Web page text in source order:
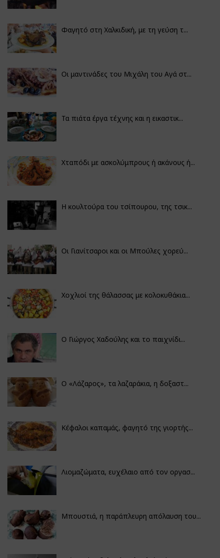
Φαγητό στη Χαλκιδική, με τη γεύση τ...
Οι μαντινάδες του Μιχάλη του Αγά στ...
Τα πιάτα έργα τέχνης και η εικαστικ...
Χταπόδι με ασκολύμπρους ή ακάνους ή...
Η κουλτούρα του τσίπουρου, της τσικ...
Οι Γιανίτσαροι και οι Μπούλες χορεύ...
Χοχλιοί της θάλασσας με κολοκυθάκια...
Ο Γιώργος Χαδούλης και το παιχνίδι...
Ο «Λάζαρος», τα λαζαράκια, η δοξαστ...
Κέφαλοι καπαμάς, φαγητό της γιορτής...
Λιομαζώματα, ευχέλαιο από τον οργασ...
Μπουστιά, η παράπλευρη απόλαυση του...